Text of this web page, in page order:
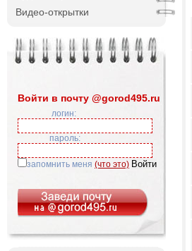
Видео-открытки
Войти в почту @gorod495.ru
логин:
пароль:
запомнить меня (что это)